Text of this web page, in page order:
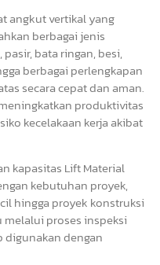
angkut vertikal yang
berbagai jenis
bata ringan, besi,
berbagai perlengkapan
secara cepat dan aman.
produktivitas
kecelakaan kerja akibat
kapasitas Lift Material
kebutuhan proyek,
hingga proyek konstruksi
melalui proses inspeksi
digunakan dengan